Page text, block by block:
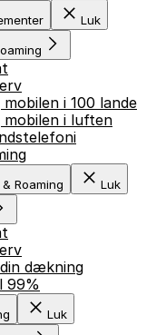
Luk
mobilen i 100 lande
mobilen i luften
Roaming Luk
dækning
99%
Luk